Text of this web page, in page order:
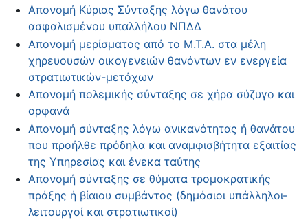
Απονομή Κύριας Σύνταξης λόγω θανάτου
ασφαλισμένου υπαλλήλου ΝΠΔΔ
Απονομή μερίσματος από το Μ.Τ.Α. στα μέλη
χηρευουσών οικογενειών θανόντων εν ενεργεία
στρατιωτικών-μετόχων
Απονομή πολεμικής σύνταξης σε χήρα σύζυγο και
ορφανά
Απονομή σύνταξης λόγω ανικανότητας ή θανάτου
που προήλθε πρόδηλα και αναμφισβήτητα εξαιτίας
της Υπηρεσίας και ένεκα ταύτης
Απονομή σύνταξης σε θύματα τρομοκρατικής
πράξης ή βίαιου συμβάντος (δημόσιοι υπάλληλοι-
λειτουργοί και στρατιωτικοί)